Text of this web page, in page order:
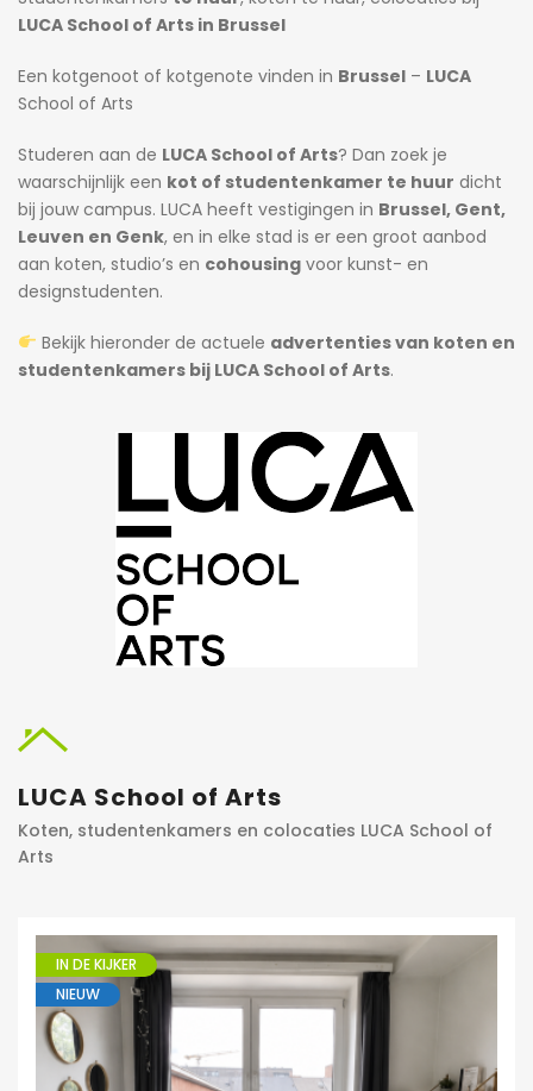
LUCA School of Arts in Brussel
Een kotgenoot of kotgenote vinden in Brussel – LUCA
School of Arts
Studeren aan de LUCA School of Arts? Dan zoek je
waarschijnlijk een kot of studentenkamer te huur dicht
bij jouw campus. LUCA heeft vestigingen in Brussel, Gent,
Leuven en Genk, en in elke stad is er een groot aanbod
aan koten, studio’s en cohousing voor kunst- en
designstudenten.
Bekijk hieronder de actuele advertenties van koten en
studentenkamers bij LUCA School of Arts.
LUCA School of Arts
Koten, studentenkamers en colocaties LUCA School of
Arts
IN DE KIJKER
NIEUW